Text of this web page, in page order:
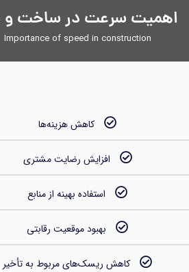
اهمیت سرعت در ساخت و
Importance of speed in construction
کاهش هزینه‌ها
افزایش رضایت مشتری
استفاده بهینه از منابع
بهبود موقعیت رقابتی
کاهش ریسک‌های مربوط به تأخیر